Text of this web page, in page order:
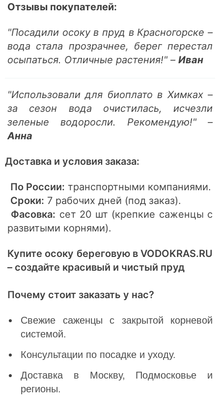
Отзывы покупателей:
"Посадили осоку в пруд в Красногорске –
вода стала прозрачнее, берег перестал
осыпаться. Отличные растения!" – Иван
"Использовали для биоплато в Химках –
за сезон вода очистилась, исчезли
зеленые водоросли. Рекомендую!" –
Анна
Доставка и условия заказа:
По России: транспортными компаниями.
Сроки: 7 рабочих дней (под заказ).
Фасовка: сет 20 шт (крепкие саженцы с
развитыми корнями).
Купите осоку береговую в VODOKRAS.RU
– создайте красивый и чистый пруд
Почему стоит заказать у нас?
Свежие саженцы с закрытой корневой
системой.
Консультации по посадке и уходу.
Доставка в Москву, Подмосковье и
регионы.